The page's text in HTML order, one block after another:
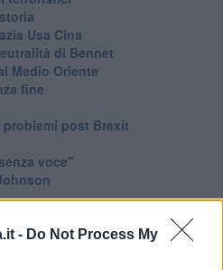
- Do Not Process My
Usa Cina
di Bennet
Medio Oriente
fine
post Brexit
voce"
Rais
ignorata dal G20